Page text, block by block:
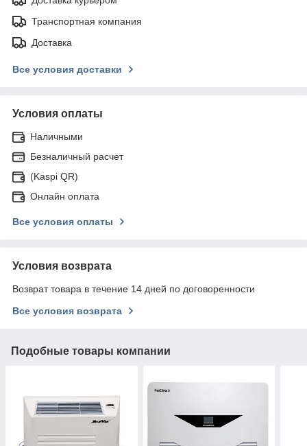
Транспортная компания
Доставка
Все условия доставки
Условия оплаты
Наличными
Безналичный расчет
(Kaspi QR)
Онлайн оплата
Все условия оплаты
Условия возврата
Возврат товара в течение 14 дней по договоренности
Все условия возврата
Подобные товары компании